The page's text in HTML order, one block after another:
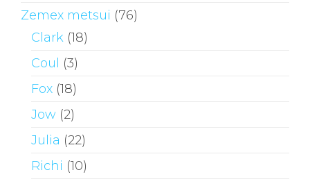
Zemex metsui (76)
Clark (18)
Coul (3)
Fox (18)
Jow (2)
Julia (22)
Richi (10)